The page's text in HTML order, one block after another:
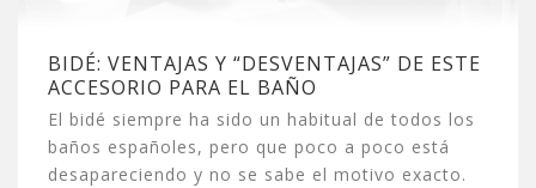
BIDÉ: VENTAJAS Y “DESVENTAJAS” DE ESTE
ACCESORIO PARA EL BAÑO
El bidé siempre ha sido un habitual de todos los
baños españoles, pero que poco a poco está
desapareciendo y no se sabe el motivo exacto.